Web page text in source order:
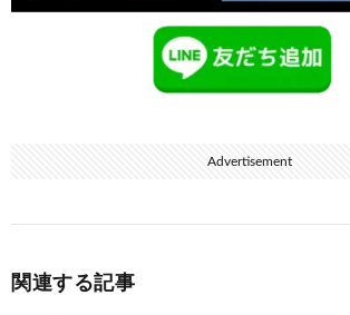
Advertisement
関連する記事